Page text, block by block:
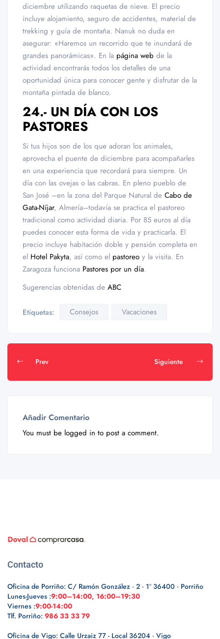
diciembre utilizando raquetas de nieve. El precio
incluye alojamiento, seguro de accidentes, material de
trekking y guía de montaña. Nanuk no duda en
asegurar: «Haremos un recorrido que te inundará de
grandes panorámicas». En la página web de la
actividad encontrarás todos los detalles de una
oportunidad única para conocer gente y disfrutar de la
montaña pintada de blanco.
24.- UN DÍA CON LOS
PASTORES
Si tus hijos son de los que adoran los animales,
aprovecha el puente de diciembre para acompañarles
en una experiencia que recordará para siempre. Un
día con las ovejas o las cabras. En pleno pueblo de
San José –en la zona del Parque Natural de Cabo de
Gata-Níjar, Almería–todavía se practica el pastoreo
tradicional como actividad diaria. Por 85 euros al día
puedes conocer esta forma de vida y practicarla. El
precio incluye habitación doble y pensión completa en
el Hotel Pakyta, así como el pastoreo y la visita. En
Zaragoza funciona Pastores por un día.
Sugerencias obtenidas de ABC
Etiquetas: Consejos Vacaciones
Prev Siguiente
Añadir Comentario
You must be logged in to post a comment.
Contacto
Oficina de Porriño: C/ Ramón González · 2 · 1º 36400 · Porriño
Lunes-Jueves :9:00–14:00, 16:00–19:30
Viernes :9:00-14:00
Tlf. Porriño: 986 33 33 79
Oficina de Vigo: Calle Urzaiz 77 - Local 36204 · Vigo